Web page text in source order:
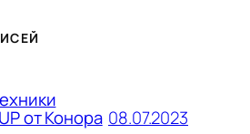
от Конора 08.07.2023